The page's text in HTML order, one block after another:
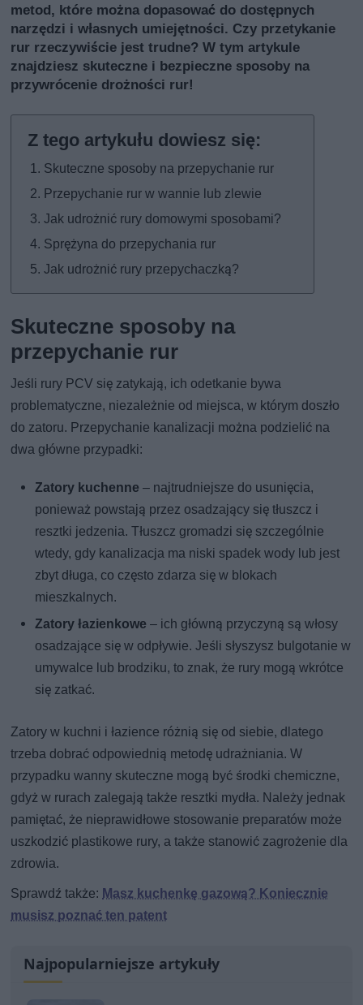
metod, które można dopasować do dostępnych
narzędzi i własnych umiejętności. Czy przetykanie
rur rzeczywiście jest trudne? W tym artykule
znajdziesz skuteczne i bezpieczne sposoby na
przywrócenie drożności rur!
Skuteczne sposoby na przepychanie rur
Przepychanie rur w wannie lub zlewie
Jak udrożnić rury domowymi sposobami?
Sprężyna do przepychania rur
Jak udrożnić rury przepychaczką?
Skuteczne sposoby na
przepychanie rur
Jeśli rury PCV się zatykają, ich odetkanie bywa
problematyczne, niezależnie od miejsca, w którym doszło
do zatoru. Przepychanie kanalizacji można podzielić na
dwa główne przypadki:
Zatory kuchenne – najtrudniejsze do usunięcia,
ponieważ powstają przez osadzający się tłuszcz i
resztki jedzenia. Tłuszcz gromadzi się szczególnie
wtedy, gdy kanalizacja ma niski spadek wody lub jest
zbyt długa, co często zdarza się w blokach
mieszkalnych.
Zatory łazienkowe – ich główną przyczyną są włosy
osadzające się w odpływie. Jeśli słyszysz bulgotanie w
umywalce lub brodziku, to znak, że rury mogą wkrótce
się zatkać.
Zatory w kuchni i łazience różnią się od siebie, dlatego
trzeba dobrać odpowiednią metodę udrażniania. W
przypadku wanny skuteczne mogą być środki chemiczne,
gdyż w rurach zalegają także resztki mydła. Należy jednak
pamiętać, że nieprawidłowe stosowanie preparatów może
uszkodzić plastikowe rury, a także stanowić zagrożenie dla
zdrowia.
Sprawdź także: Masz kuchenkę gazową? Koniecznie
musisz poznać ten patent
Najpopularniejsze artykuły